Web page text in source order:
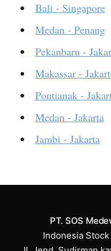
Bali - Singapore
Medan - Penang
Pekanbaru -
Makassar -
Pontianak -
Medan - Jakarta
Jambi - Jakarta
PT. SOS
Indonesia